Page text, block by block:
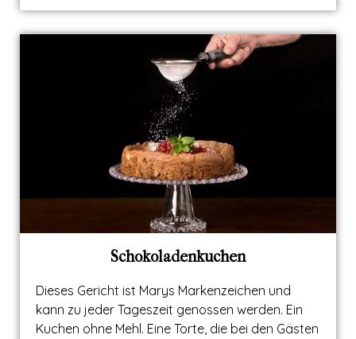
Schokoladenkuchen
Dieses Gericht ist Marys Markenzeichen und
kann zu jeder Tageszeit genossen werden. Ein
Kuchen ohne Mehl. Eine Torte, die bei den Gästen